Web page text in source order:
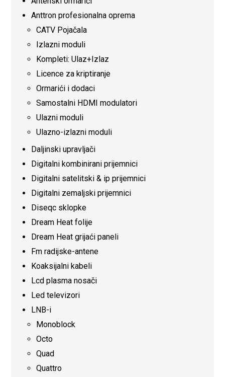
Anttron profesionalna oprema
CATV Pojačala
Izlazni moduli
Kompleti: Ulaz+Izlaz
Licence za kriptiranje
Ormarići i dodaci
Samostalni HDMI modulatori
Ulazni moduli
Ulazno-izlazni moduli
Daljinski upravljači
Digitalni kombinirani prijemnici
Digitalni satelitski & ip prijemnici
Digitalni zemaljski prijemnici
Diseqc sklopke
Dream Heat folije
Dream Heat grijaći paneli
Fm radijske-antene
Koaksijalni kabeli
Lcd plasma nosači
Led televizori
LNB-i
Monoblock
Octo
Quad
Quattro